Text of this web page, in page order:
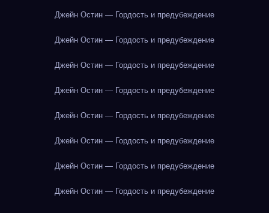
Джейн Остин — Гордость и предубеждение
Джейн Остин — Гордость и предубеждение
Джейн Остин — Гордость и предубеждение
Джейн Остин — Гордость и предубеждение
Джейн Остин — Гордость и предубеждение
Джейн Остин — Гордость и предубеждение
Джейн Остин — Гордость и предубеждение
Джейн Остин — Гордость и предубеждение